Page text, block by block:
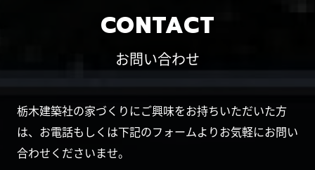
CONTACT
お問い合わせ
栃木建築社の家づくりにご興味をお持ちいただいた方
は、お電話もしくは下記のフォームよりお気軽にお問い
合わせくださいませ。